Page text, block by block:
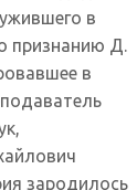
в
признанию Д.
в
зародилось